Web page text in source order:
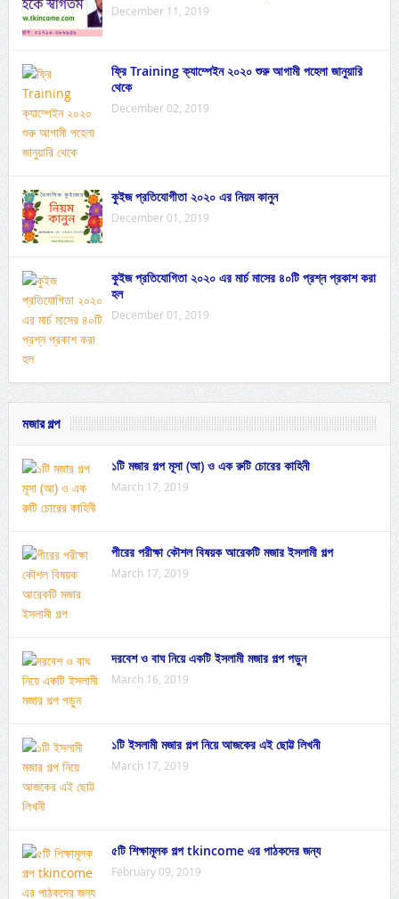
December 11, 2019
ফ্রি Training ক্যাম্পেইন ২০২০ শুরু আগামী পহেলা জানুয়ারি
থেকে
December 02, 2019
কুইজ প্রতিযোগীতা ২০২০ এর নিয়ম কানুন
December 01, 2019
কুইজ প্রতিযোগিতা ২০২০ এর মার্চ মাসের ৪০টি প্রশ্ন প্রকাশ করা
হল
December 01, 2019
মজার গল্প
১টি মজার গল্প মূসা (আ) ও এক রুটি চোরের কাহিনী
March 17, 2019
পীরের পরীক্ষা কৌশল বিষয়ক আরেকটি মজার ইসলামী গল্প
March 17, 2019
দরবেশ ও বাঘ নিয়ে একটি ইসলামী মজার গল্প পড়ুন
March 16, 2019
১টি ইসলামী মজার গল্প নিয়ে আজকের এই ছোট্ট লিখনী
March 17, 2019
৫টি শিক্ষামূলক গল্প tkincome এর পাঠকদের জন্য
February 09, 2019